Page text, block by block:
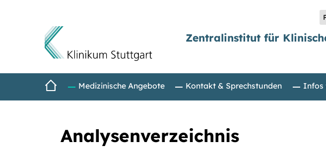
Direkt zum Inhalt
Zentralinstitut für
StartseiteMedizinische Angebote Kontakt & Sprechstunden Infos
Analysenverzeichnis